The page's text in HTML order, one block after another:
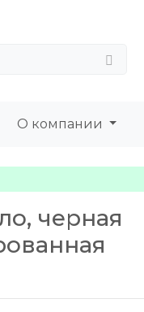
О компании
черная